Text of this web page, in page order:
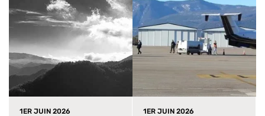
1ER JUIN 2026 1ER JUIN 2026